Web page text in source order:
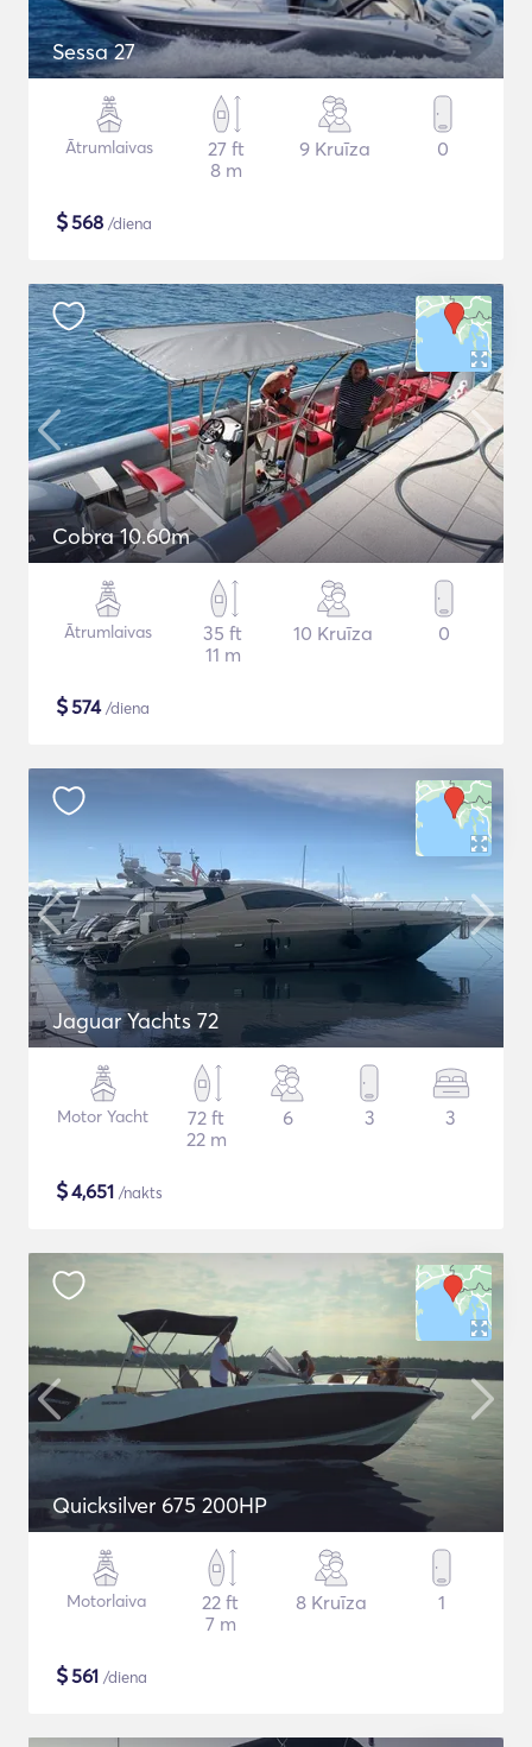
Sessa 27
Ātrumlaivas
27 ft
8 m
9 Kruīza 0
$568 /diena
Cobra 10.60m
Ātrumlaivas
35 ft
11 m
10 Kruīza 0
$574/diena
Jaguar Yachts 72
Motor Yacht
72 ft
22 m
6 3 3
$4,651 /nakts
Quicksilver 675 200HP
Motorlaiva
22 ft
7 m
8 Kruīza 1
$561 /diena